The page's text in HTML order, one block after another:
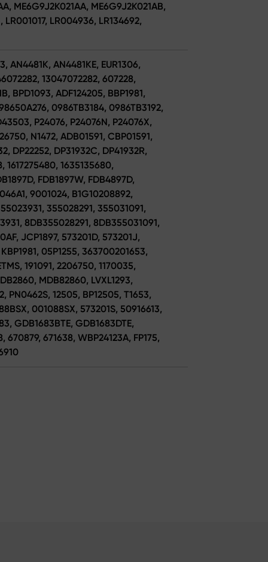
ME6G9J2K021AA, ME6G9J2K021AB,
LR001017, LR004936, LR134692,
AN4481K, AN4481KE, EUR1306,
13047072282, 607228,
BPD1093, ADF124205, BBP1981,
0986TB3184, 0986TB3192,
P24076, P24076N, P24076X,
N1472, ADB01591, CBP01591,
DP22252, DP31932C, DP41932R,
1617275480, 1635135680,
FDB1897W, FDB4897D,
9001024, B1G10208892,
355028291, 355031091,
8DB355028291, 8DB355031091,
JCP1897, 573201D, 573201J,
05P1255, 363700201653,
191091, 2206750, 1170035,
MDB82860, LVXL1293,
PN0462S, 12505, BP12505, T1653,
001088SX, 573201S, 50916613,
GDB1683BTE, GDB1683DTE,
670879, 671638, WBP24123A, FP175,